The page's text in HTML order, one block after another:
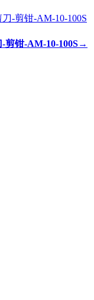
剪钳-AM-10-100S→